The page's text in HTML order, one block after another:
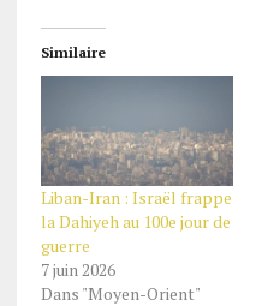
Similaire
Liban-Iran : Israël frappe
la Dahiyeh au 100e jour de
guerre
7 juin 2026
Dans "Moyen-Orient"